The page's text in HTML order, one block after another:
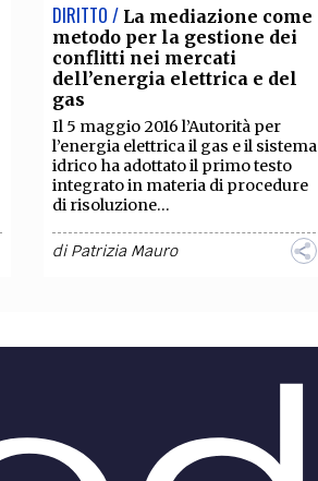
DIRITTO / La mediazione come
metodo per la gestione dei
conflitti nei mercati
dell’energia elettrica e del
gas
Il 5 maggio 2016 l’Autorità per
l’energia elettrica il gas e il sistema
idrico ha adottato il primo testo
integrato in materia di procedure
di risoluzione...
diPatrizia Mauro